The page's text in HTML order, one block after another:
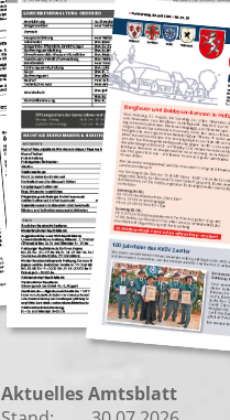
Aktuelles Amtsblatt